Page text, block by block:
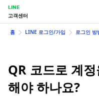
LINE
고객센터
홈 LINE 로그인/가입 로그인 방
QR 코드로 계
해야 하나요?